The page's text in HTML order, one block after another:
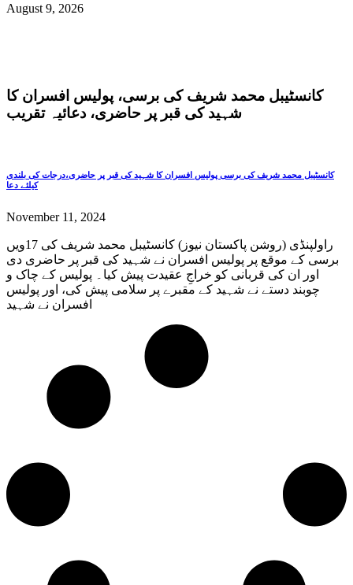
August 9, 2026
کانسٹیبل محمد شریف کی برسی، پولیس افسران کا
شہید کی قبر پر حاضری، دعائیہ تقریب
کانسٹیبل محمد شریف کی برسی پولیس افسران کا شہید کی قبر پر حاضری،درجات کی بلندی
کیلئے دعا
November 11, 2024
راولپنڈی (روشن پاکستان نیوز) کانسٹیبل محمد شریف کی 17ویں
برسی کے موقع پر پولیس افسران نے شہید کی قبر پر حاضری دی
اور ان کی قربانی کو خراجِ عقیدت پیش کیا۔ پولیس کے چاک و
چوبند دستے نے شہید کے مقبرے پر سلامی پیش کی، اور پولیس
افسران نے شہید